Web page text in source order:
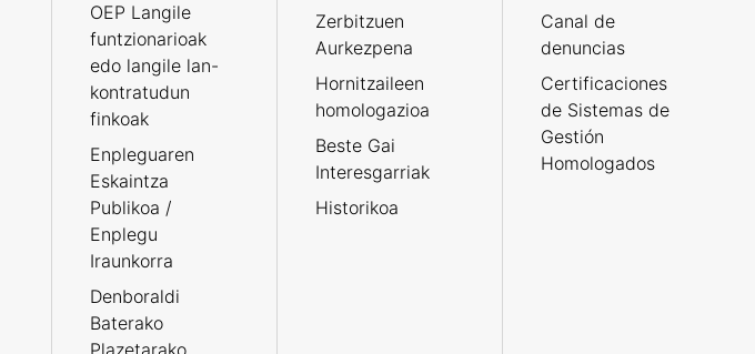
OEP Langile
funtzionarioak
edo langile lan-
kontratudun
finkoak
Enpleguaren
Eskaintza
Publikoa /
Enplegu
Iraunkorra
Denboraldi
Baterako
Zerbitzuen
Aurkezpena
Hornitzaileen
homologazioa
Beste Gai
Interesgarriak
Historikoa
Canal de
denuncias
Certificaciones
de Sistemas de
Gestión
Homologados